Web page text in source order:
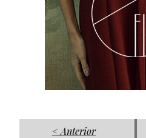
< Anterior